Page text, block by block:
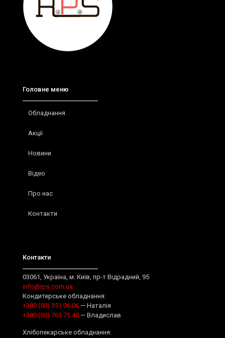
Головне меню
Обладнання
Акції
Новини
Відео
Про нас
Контакти
Контакти
03061, Україна, м. Київ, пр-т Відрадний, 95
info@rps.com.ua
Кондитерське обладнання:
+380 (50) 351 06 06 — Наталія
+380 (50) 763 75 40 — Владислав
Хлібопекарське обладнання: